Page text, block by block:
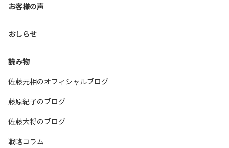
お客様の声
おしらせ
読み物
佐藤元相のオフィシャルブログ
藤原紀子のブログ
佐藤大将のブログ
戦略コラム